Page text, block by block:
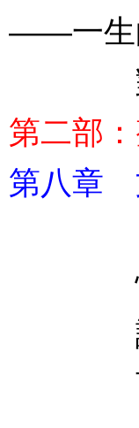
——一生
對自
第二部
第八章
情感
認知
言語